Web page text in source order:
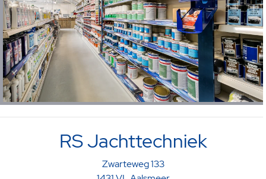
RS Jachttechniek
Zwarteweg 133